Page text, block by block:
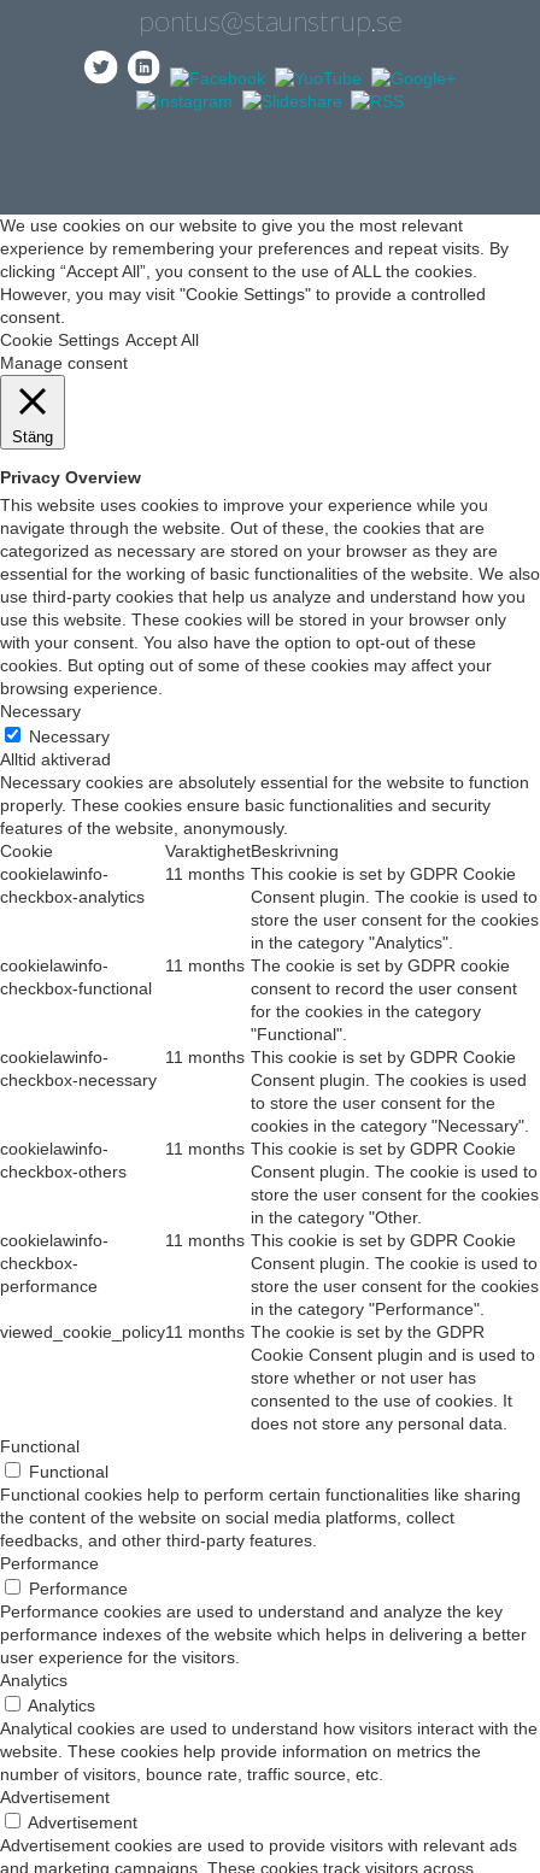
pontus@staunstrup.se
We use cookies on our website to give you the most relevant
experience by remembering your preferences and repeat visits. By
clicking “Accept All”, you consent to the use of ALL the cookies.
However, you may visit "Cookie Settings" to provide a controlled
consent.
Cookie Settings Accept All
Manage consent
Stäng
Privacy Overview
This website uses cookies to improve your experience while you
navigate through the website. Out of these, the cookies that are
categorized as necessary are stored on your browser as they are
essential for the working of basic functionalities of the website. We also
use third-party cookies that help us analyze and understand how you
use this website. These cookies will be stored in your browser only
with your consent. You also have the option to opt-out of these
cookies. But opting out of some of these cookies may affect your
browsing experience.
Necessary
Necessary
Alltid aktiverad
Necessary cookies are absolutely essential for the website to function
properly. These cookies ensure basic functionalities and security
features of the website, anonymously.
Cookie
VaraktighetBeskrivning
cookielawinfo-
checkbox-analytics
11 months This cookie is set by GDPR Cookie
Consent plugin. The cookie is used to
store the user consent for the cookies
in the category "Analytics".
cookielawinfo-
checkbox-functional
11 months The cookie is set by GDPR cookie
consent to record the user consent
for the cookies in the category
"Functional".
cookielawinfo-
checkbox-necessary
11 months This cookie is set by GDPR Cookie
Consent plugin. The cookies is used
to store the user consent for the
cookies in the category "Necessary".
cookielawinfo-
checkbox-others
11 months This cookie is set by GDPR Cookie
Consent plugin. The cookie is used to
store the user consent for the cookies
in the category "Other.
cookielawinfo-
checkbox-
performance
11 months This cookie is set by GDPR Cookie
Consent plugin. The cookie is used to
store the user consent for the cookies
in the category "Performance".
viewed_cookie_policy11 months The cookie is set by the GDPR
Cookie Consent plugin and is used to
store whether or not user has
consented to the use of cookies. It
does not store any personal data.
Functional
Functional
Functional cookies help to perform certain functionalities like sharing
the content of the website on social media platforms, collect
feedbacks, and other third-party features.
Performance
Performance
Performance cookies are used to understand and analyze the key
performance indexes of the website which helps in delivering a better
user experience for the visitors.
Analytics
Analytics
Analytical cookies are used to understand how visitors interact with the
website. These cookies help provide information on metrics the
number of visitors, bounce rate, traffic source, etc.
Advertisement
Advertisement
Advertisement cookies are used to provide visitors with relevant ads
and marketing campaigns. These cookies track visitors across